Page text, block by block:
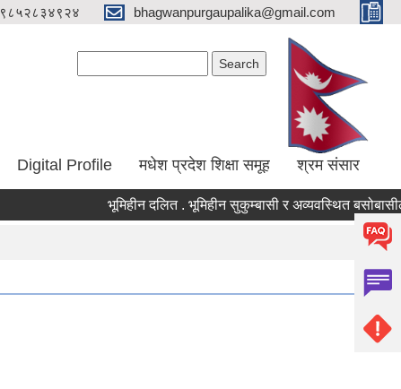
९८५२८३४९२४ bhagwanpurgaupalika@gmail.com
Digital Profile मधेश प्रदेश शिक्षा समूह श्रम संसार
भूमिहीन दलित . भूमिहीन सुकुम्बासी र अव्यवस्थित बसोबासीले